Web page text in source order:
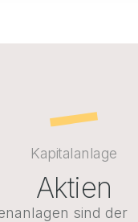
Kapitalanlage
Aktien
sind der